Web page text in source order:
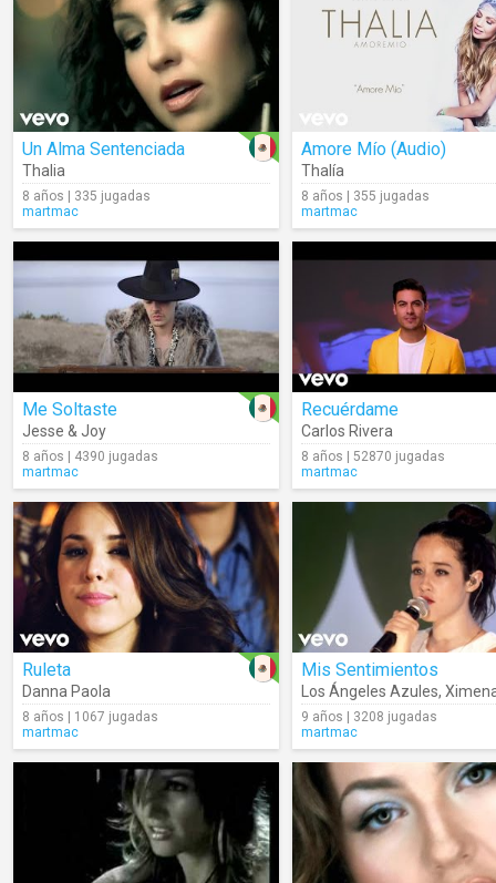
Un Alma Sentenciada
Thalia
8 años | 335 jugadas
martmac
Amore Mío (Audio)
Thalía
8 años | 355 jugadas
martmac
Me Soltaste
Jesse & Joy
8 años | 4390 jugadas
martmac
Recuérdame
Carlos Rivera
8 años | 52870 jugadas
martmac
Ruleta
Danna Paola
8 años | 1067 jugadas
martmac
Mis Sentimientos
Los Ángeles Azules, Ximena
9 años | 3208 jugadas
martmac